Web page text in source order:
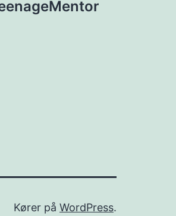
Kører på WordPress.